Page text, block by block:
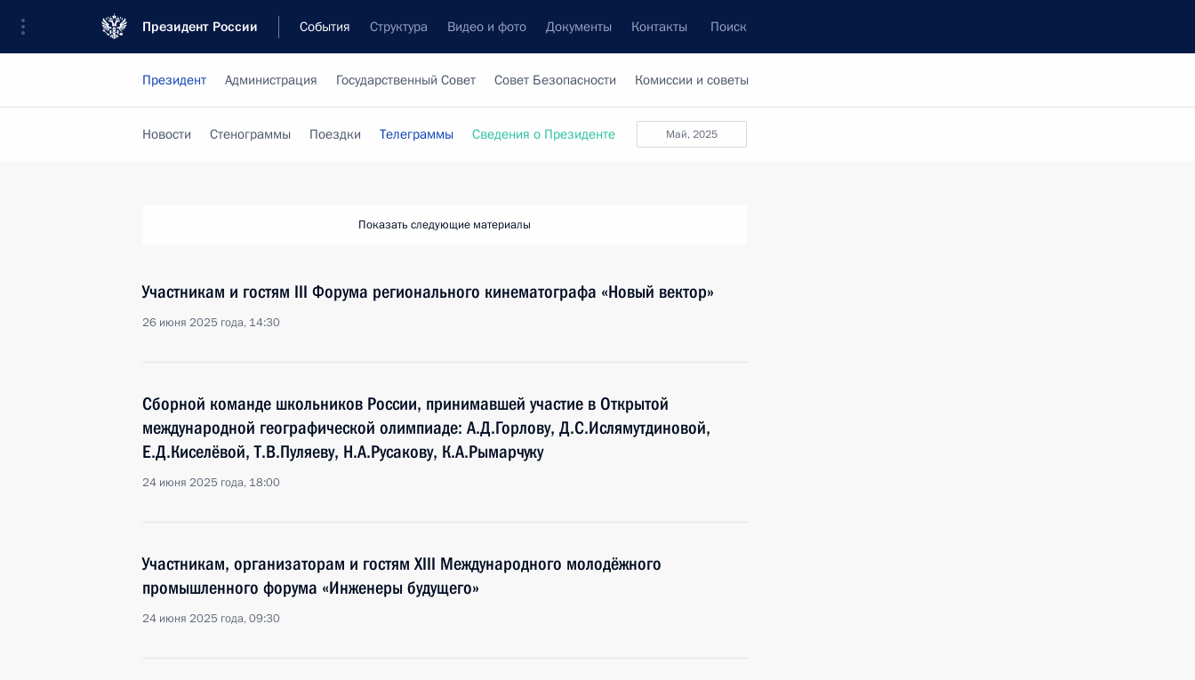
Президент России События Структура Видео и фото Документы Контакты Поиск
Президент Администрация Государственный Совет Совет Безопасности Комиссии и советы
май, 2025
Новости Стенограммы Поездки Телеграммы Сведения о Президенте
Показать следующие материалы
Участникам и гостям III Форума регионального кинематографа «Новый вектор»
26 июня 2025 года, 14:30
Сборной команде школьников России, принимавшей участие в Открытой
международной географической олимпиаде: А.Д.Горлову, Д.С.Ислямутдиновой,
Е.Д.Киселёвой, Т.В.Пуляеву, Н.А.Русакову, К.А.Рымарчуку
24 июня 2025 года, 18:00
Участникам, организаторам и гостям XIII Международного молодёжного
промышленного форума «Инженеры будущего»
24 июня 2025 года, 09:30